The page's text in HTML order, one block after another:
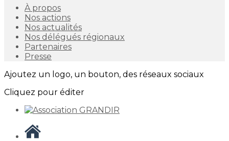
À propos
Nos actions
Nos actualités
Nos délégués régionaux
Partenaires
Presse
Ajoutez un logo, un bouton, des réseaux sociaux
Cliquez pour éditer